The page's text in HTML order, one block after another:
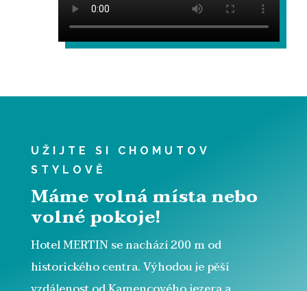
UŽIJTE SI CHOMUTOV
STYLOVĚ
Máme volná místa nebo
volné pokoje!
Hotel MERTIN se nachází 200 m od
historického centra. Výhodou je pěší